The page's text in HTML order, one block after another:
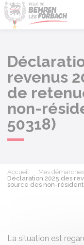
revenus
de
non-
50318)
Accueil Mes démarches
Déclaration 2025 des
source des non-
La situation est